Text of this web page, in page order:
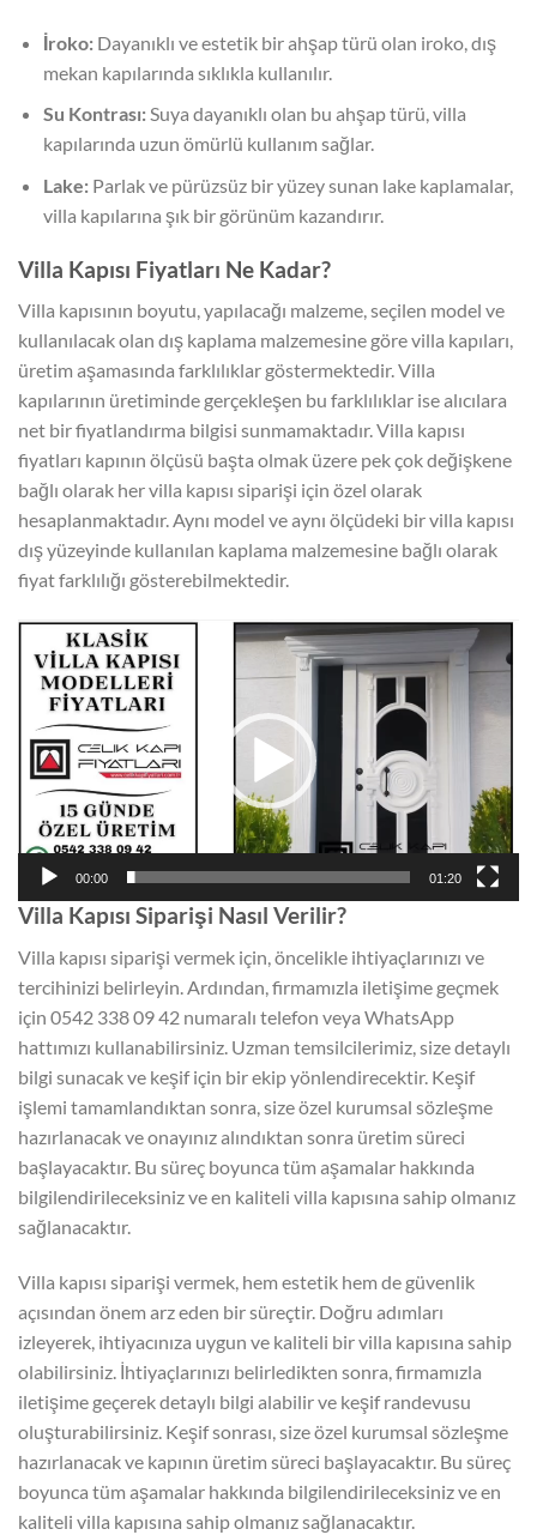
İroko:Dayanıklı ve estetik bir ahşap türü olan iroko, dış
mekan kapılarında sıklıkla kullanılır.
Su Kontrası:Suya dayanıklı olan bu ahşap türü, villa
kapılarında uzun ömürlü kullanım sağlar.
Lake:Parlak ve pürüzsüz bir yüzey sunan lake kaplamalar,
villa kapılarına şık bir görünüm kazandırır.
Villa Kapısı Fiyatları Ne Kadar?
Villa kapısının boyutu, yapılacağı malzeme, seçilen model ve
kullanılacak olan dış kaplama malzemesine göre villa kapıları,
üretim aşamasında farklılıklar göstermektedir. Villa
kapılarının üretiminde gerçekleşen bu farklılıklar ise alıcılara
net bir fiyatlandırma bilgisi sunmamaktadır. Villa kapısı
fiyatları kapının ölçüsü başta olmak üzere pek çok değişkene
bağlı olarak her villa kapısı siparişi için özel olarak
hesaplanmaktadır. Aynı model ve aynı ölçüdeki bir villa kapısı
dış yüzeyinde kullanılan kaplama malzemesine bağlı olarak
fiyat farklılığı gösterebilmektedir.
Video
oynatıcı
00:00 01:20
Villa Kapısı Siparişi Nasıl Verilir?
Villa kapısı siparişi vermek için, öncelikle ihtiyaçlarınızı ve
tercihinizi belirleyin. Ardından, firmamızla iletişime geçmek
için 0542 338 09 42 numaralı telefon veya WhatsApp
hattımızı kullanabilirsiniz. Uzman temsilcilerimiz, size detaylı
bilgi sunacak ve keşif için bir ekip yönlendirecektir. Keşif
işlemi tamamlandıktan sonra, size özel kurumsal sözleşme
hazırlanacak ve onayınız alındıktan sonra üretim süreci
başlayacaktır. Bu süreç boyunca tüm aşamalar hakkında
bilgilendirileceksiniz ve en kaliteli villa kapısına sahip olmanız
sağlanacaktır.
Villa kapısı siparişi vermek, hem estetik hem de güvenlik
açısından önem arz eden bir süreçtir. Doğru adımları
izleyerek, ihtiyacınıza uygun ve kaliteli bir villa kapısına sahip
olabilirsiniz. İhtiyaçlarınızı belirledikten sonra, firmamızla
iletişime geçerek detaylı bilgi alabilir ve keşif randevusu
oluşturabilirsiniz. Keşif sonrası, size özel kurumsal sözleşme
hazırlanacak ve kapının üretim süreci başlayacaktır. Bu süreç
boyunca tüm aşamalar hakkında bilgilendirileceksiniz ve en
kaliteli villa kapısına sahip olmanız sağlanacaktır.